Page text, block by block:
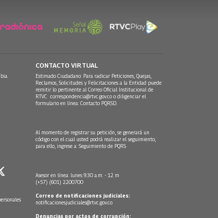
CONTACTO VIRTUAL
Estimado Ciudadano: Para radicar Peticiones, Quejas,
Reclamos, Solicitudes y Felicitaciones a la Entidad puede
remitir lo pertinente al Correo Oficial Institucional de
RTVC correspondencia@rtvc.gov.co o diligenciar el
formulario en línea: Contacto PQRSD.
Al momento de registrar su petición, se generará un
código con el cual usted podrá realizar el seguimiento,
para ello, ingrese a: Seguimiento de PQRS
Asesor en línea: lunes 9:30 a.m. - 12 m
(+57) (601) 2200700
Correo de notificaciones judiciales:
notificacionesjudiciales@rtvc.gov.co
Denuncias por actos de corrupción: